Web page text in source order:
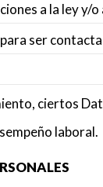
a la ley y/
ser
ciertos
laboral.